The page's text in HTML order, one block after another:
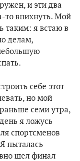
и эти два
то впихнуть. Мой
таким: я встаю в
делам,
себе этот
но мой
семи утра,
я ложусь
спортсменов
пыталась
шел финал